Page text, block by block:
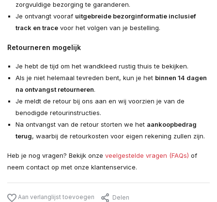
zorgvuldige bezorging te garanderen.
Je ontvangt vooraf uitgebreide bezorginformatie inclusief
track en tracevoor het volgen van je bestelling.
Retourneren mogelijk
Je hebt de tijd om het wandkleed rustig thuis te bekijken.
Als je niet helemaal tevreden bent, kun je het binnen 14 dagen
na ontvangst retourneren.
Je meldt de retour bij ons aan en wij voorzien je van de
benodigde retourinstructies.
Na ontvangst van de retour storten we het aankoopbedrag
terug, waarbij de retourkosten voor eigen rekening zullen zijn.
Heb je nog vragen? Bekijk onze veelgestelde vragen (FAQs) of
neem contact op met onze klantenservice.
Aan verlanglijst toevoegen Delen